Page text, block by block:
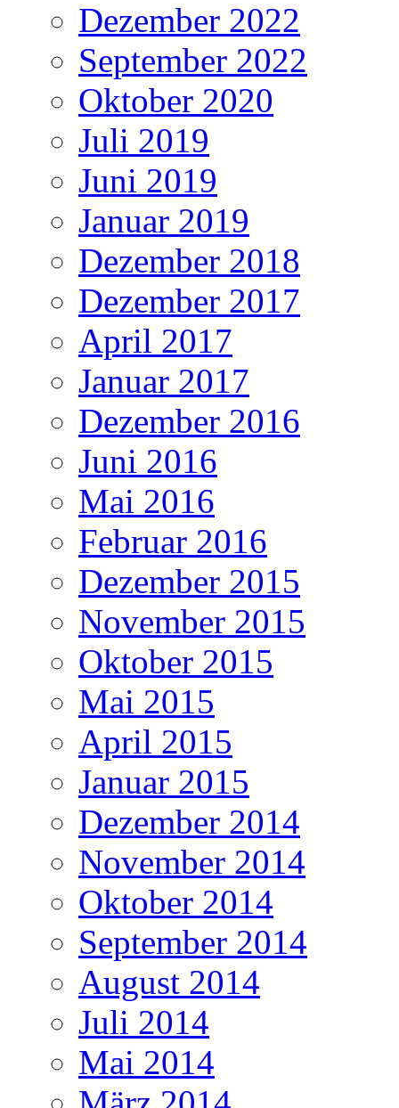
Dezember 2022
September 2022
Oktober 2020
Juli 2019
Juni 2019
Januar 2019
Dezember 2018
Dezember 2017
April 2017
Januar 2017
Dezember 2016
Juni 2016
Mai 2016
Februar 2016
Dezember 2015
November 2015
Oktober 2015
Mai 2015
April 2015
Januar 2015
Dezember 2014
November 2014
Oktober 2014
September 2014
August 2014
Juli 2014
Mai 2014